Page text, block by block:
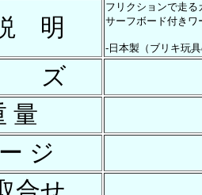
明
フリクションで走
サーフボード付きワ
-日本製（ブリキ玩
ズ
量
ジ